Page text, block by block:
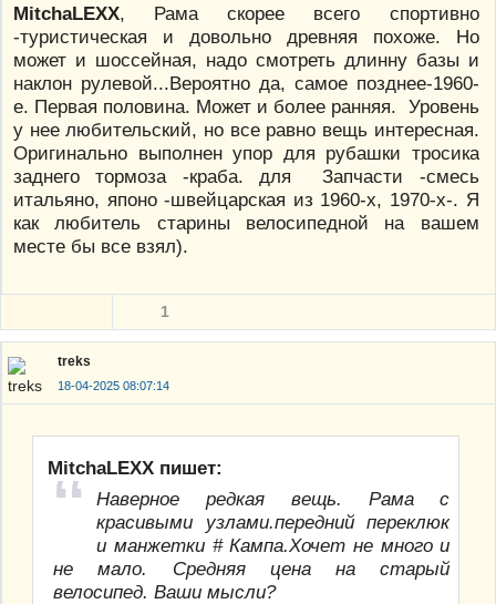
MitchaLEXX, Рама скорее всего спортивно
-туристическая и довольно древняя похоже. Но
может и шоссейная, надо смотреть длинну базы и
наклон рулевой...Вероятно да, самое позднее-1960-
е. Первая половина. Может и более ранняя. Уровень
у нее любительский, но все равно вещь интересная.
Оригинально выполнен упор для рубашки тросика
заднего тормоза -краба. для Запчасти -смесь
итальяно, японо -швейцарская из 1960-х, 1970-х-. Я
как любитель старины велосипедной на вашем
месте бы все взял).
1
treks
18-04-2025 08:07:14
MitchaLEXX пишет:
Наверное редкая вещь. Рама с
красивыми узлами.передний переклюк
и манжетки # Кампа.Хочет не много и
не мало. Средняя цена на старый
велосипед. Ваши мысли?